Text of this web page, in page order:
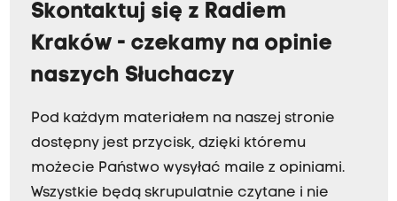
Skontaktuj się z Radiem
Kraków - czekamy na opinie
naszych Słuchaczy
Pod każdym materiałem na naszej stronie
dostępny jest przycisk, dzięki któremu
możecie Państwo wysyłać maile z opiniami.
Wszystkie będą skrupulatnie czytane i nie